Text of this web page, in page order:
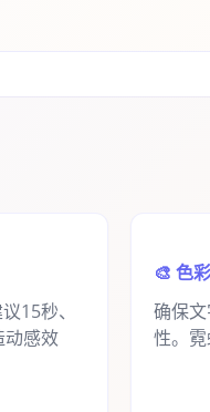
15秒、
动感效
🎨 色
确保
性。霓